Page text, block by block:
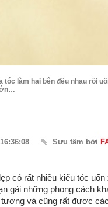
tóc làm hai bên đều nhau rồi
Sưu tầm bởi
có rất nhiều kiểu tóc
gái những phong cách
và cũng rất được